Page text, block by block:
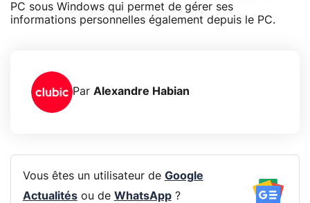
PC sous Windows qui permet de gérer ses
informations personnelles également depuis le PC.
Par Alexandre Habian
Vous êtes un utilisateur de Google
Actualitésou de WhatsApp?